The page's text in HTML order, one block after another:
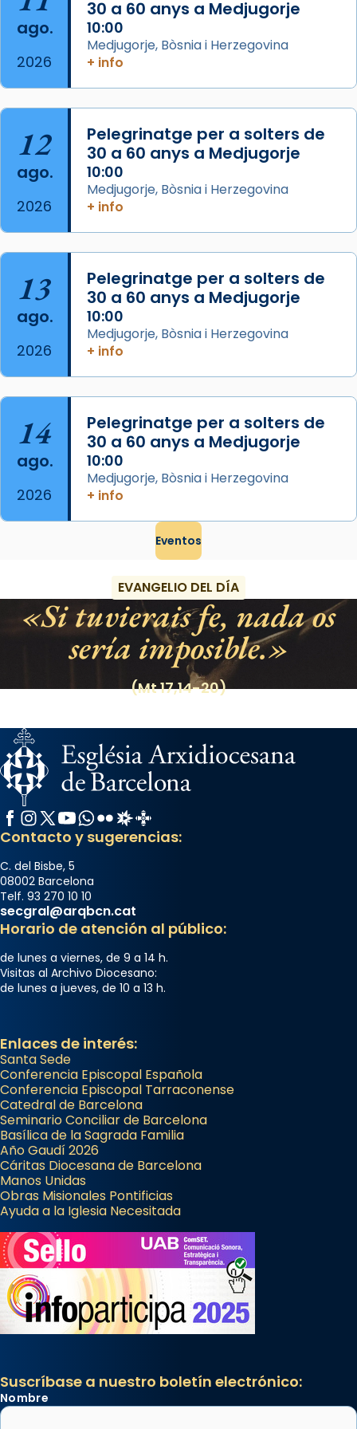
Arquebisbat de Barcelona
2 weeks ago
Acompanyant la història de sant Cugat, a
partir de l’Edat Mitjana sorgeix la tradició
que les santes Juliana (“relatiu a Júlia”) i
Semproniana (“relatiu a Semprònia =
eterna”) són deixebles seves. I l’any 1667, el
... Ver más
View on Facebook · Share
ago.
2026
30 a 60 anys a Medjugorje
10:00
Medjugorje, Bòsnia i Herzegovina
+ info
12
ago.
2026
Pelegrinatge per a solters de
30 a 60 anys a Medjugorje
10:00
Medjugorje, Bòsnia i Herzegovina
+ info
13
ago.
2026
Pelegrinatge per a solters de
30 a 60 anys a Medjugorje
10:00
Medjugorje, Bòsnia i Herzegovina
+ info
14
ago.
2026
Pelegrinatge per a solters de
30 a 60 anys a Medjugorje
10:00
Medjugorje, Bòsnia i Herzegovina
+ info
Eventos
EVANGELIO DEL DÍA
Si tuvierais fe, nada os
sería imposible.
(Mt 17,14-20)
Facebook
Instagram
X / Twitter
YouTube
WhatsApp
FlickrRadio Estel
Catalunya Cristiana
Contacto y sugerencias:
C. del Bisbe, 5
08002 Barcelona
Telf. 93 270 10 10
secgral@arqbcn.cat
Horario de atención al público:
de lunes a viernes, de 9 a 14 h.
Visitas al Archivo Diocesano:
de lunes a jueves, de 10 a 13 h.
Enlaces de interés:
Santa Sede
Conferencia Episcopal Española
Conferencia Episcopal Tarraconense
Catedral de Barcelona
Seminario Conciliar de Barcelona
Basílica de la Sagrada Familia
Año Gaudí 2026
Cáritas Diocesana de Barcelona
Manos Unidas
Obras Misionales Pontificias
Ayuda a la Iglesia Necesitada
Suscríbase a nuestro boletín electrónico:
Nombre